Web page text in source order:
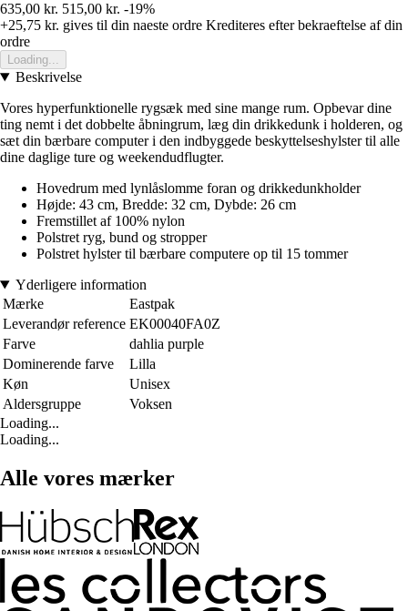
635,00 kr. 515,00 kr. -19%
+25,75 kr. gives til din naeste ordre Krediteres efter bekraeftelse af din
ordre
Loading...
Beskrivelse
Vores hyperfunktionelle rygsæk med sine mange rum. Opbevar dine
ting nemt i det dobbelte åbningrum, læg din drikkedunk i holderen, og
sæt din bærbare computer i den indbyggede beskyttelseshylster til alle
dine daglige ture og weekendudflugter.
Hovedrum med lynlåslomme foran og drikkedunkholder
Højde: 43 cm, Bredde: 32 cm, Dybde: 26 cm
Fremstillet af 100% nylon
Polstret ryg, bund og stropper
Polstret hylster til bærbare computere op til 15 tommer
Yderligere information
Mærke
Eastpak
Leverandør reference EK00040FA0Z
Farve
dahlia purple
Dominerende farve
Lilla
Køn
Unisex
Aldersgruppe
Voksen
Loading...
Loading...
Alle vores mærker